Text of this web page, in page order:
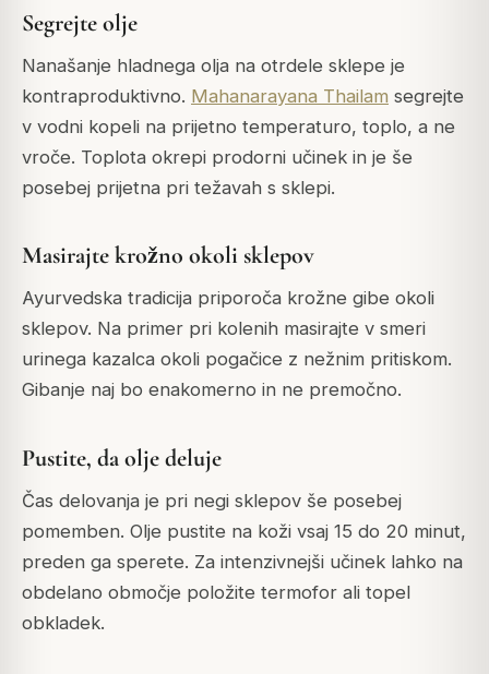
Segrejte olje
Nanašanje hladnega olja na otrdele sklepe je
kontraproduktivno. Mahanarayana Thailam segrejte
v vodni kopeli na prijetno temperaturo, toplo, a ne
vroče. Toplota okrepi prodorni učinek in je še
posebej prijetna pri težavah s sklepi.
Masirajte krožno okoli sklepov
Ayurvedska tradicija priporoča krožne gibe okoli
sklepov. Na primer pri kolenih masirajte v smeri
urinega kazalca okoli pogačice z nežnim pritiskom.
Gibanje naj bo enakomerno in ne premočno.
Pustite, da olje deluje
Čas delovanja je pri negi sklepov še posebej
pomemben. Olje pustite na koži vsaj 15 do 20 minut,
preden ga sperete. Za intenzivnejši učinek lahko na
obdelano območje položite termofor ali topel
obkladek.